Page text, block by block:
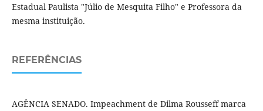
Estadual Paulista "Júlio de Mesquita Filho" e Professora da
mesma instituição.
REFERÊNCIAS
AGÊNCIA SENADO. Impeachment de Dilma Rousseff marca